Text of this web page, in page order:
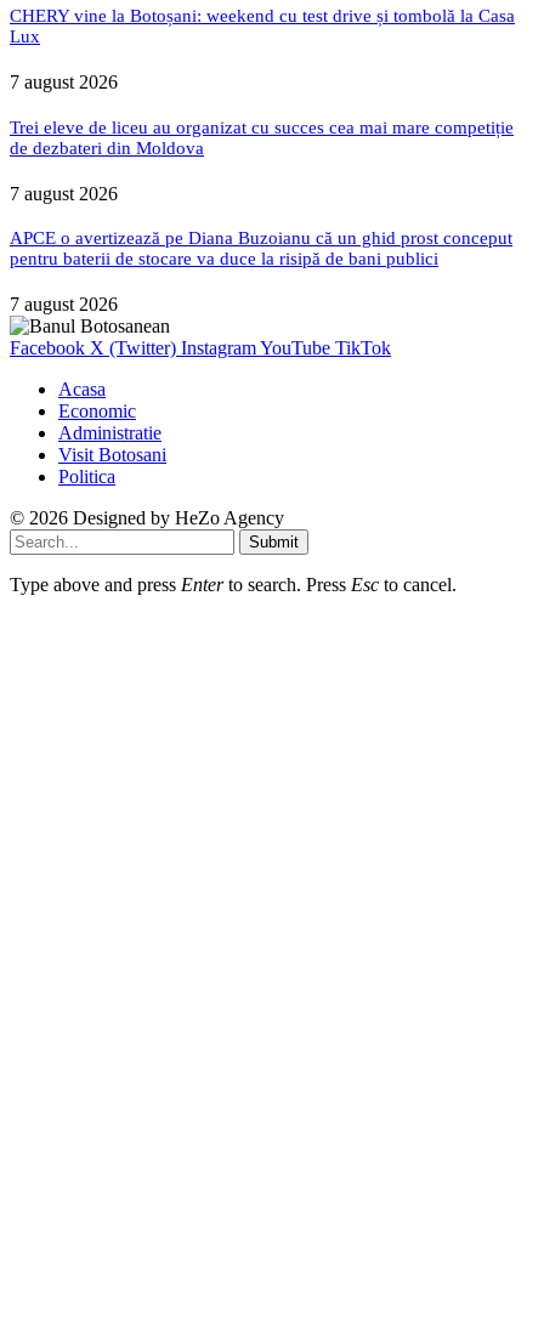
CHERY vine la Botoșani: weekend cu test drive și tombolă la Casa
Lux
7 august 2026
Trei eleve de liceu au organizat cu succes cea mai mare competiție
de dezbateri din Moldova
7 august 2026
APCE o avertizează pe Diana Buzoianu că un ghid prost conceput
pentru baterii de stocare va duce la risipă de bani publici
7 august 2026
Facebook X (Twitter) InstagramYouTube TikTok
Acasa
Economic
Administratie
Visit Botosani
Politica
© 2026 Designed by HeZo Agency
Submit
Type above and press Enterto search. Press Esc to cancel.